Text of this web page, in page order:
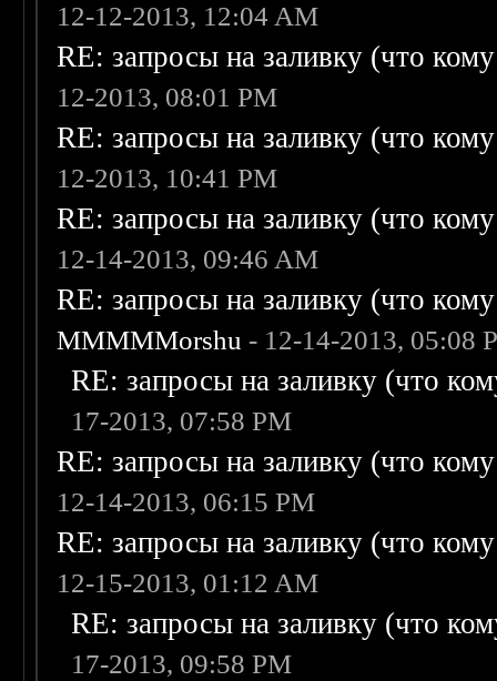
12-12-2013, 12:04 AM
RE: запросы на заливку (что
12-2013, 08:01 PM
RE: запросы на заливку (что
12-2013, 10:41 PM
RE: запросы на заливку (что
12-14-2013, 09:46 AM
RE: запросы на заливку (что
MMMMMorshu - 12-14-2013, 05:08
RE: запросы на заливку (что
17-2013, 07:58 PM
RE: запросы на заливку (что
12-14-2013, 06:15 PM
RE: запросы на заливку (что
12-15-2013, 01:12 AM
RE: запросы на заливку (что
17-2013, 09:58 PM